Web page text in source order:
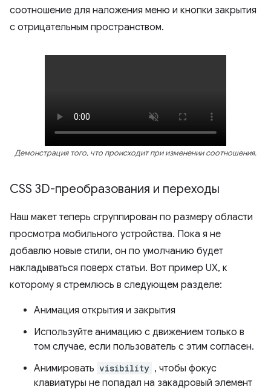
соотношение для наложения меню и кнопки закрытия
с отрицательным пространством.
Демонстрация того, что происходит при изменении соотношения.
CSS 3D-преобразования и переходы
Наш макет теперь сгруппирован по размеру области
просмотра мобильного устройства. Пока я не
добавлю новые стили, он по умолчанию будет
накладываться поверх статьи. Вот пример UX, к
которому я стремлюсь в следующем разделе:
Анимация открытия и закрытия
Используйте анимацию с движением только в
том случае, если пользователь с этим согласен.
Анимировать visibility , чтобы фокус
клавиатуры не попадал на закадровый элемент